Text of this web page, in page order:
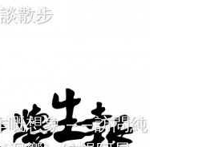
談散步
嘅想象 ——訪問純